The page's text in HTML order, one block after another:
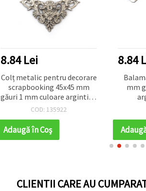
8.84 Lei
Colț metalic pentru decorare
scrapbooking 45x45 mm
găuri 1 mm culoare argintie -
4 bucăți
COD: 135922
Adaugă în Coş
8.84
mm
CLIENTII CARE AU